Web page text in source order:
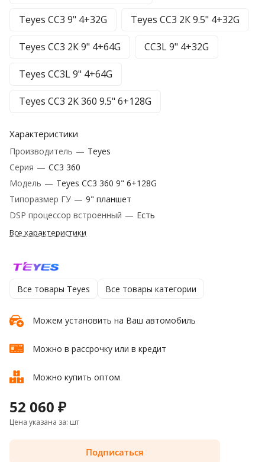
Teyes CC3 9" 4+32G Teyes CC3 2К 9.5" 4+32G
Teyes CC3 2К 9" 4+64G CC3L 9" 4+32G
Teyes CC3L 9" 4+64G
Teyes CC3 2K 360 9.5" 6+128G
Характеристики
Производитель — Teyes
Серия — CC3 360
Модель — Teyes CC3 360 9" 6+128G
Типоразмер ГУ — 9" планшет
DSP процессор встроенный — Есть
Все характеристики
Все товары Teyes Все товары категории
Можем установить на Ваш автомобиль
Можно в рассрочку или в кредит
Можно купить оптом
52 060 ₽
Цена указана за: шт
Подписаться